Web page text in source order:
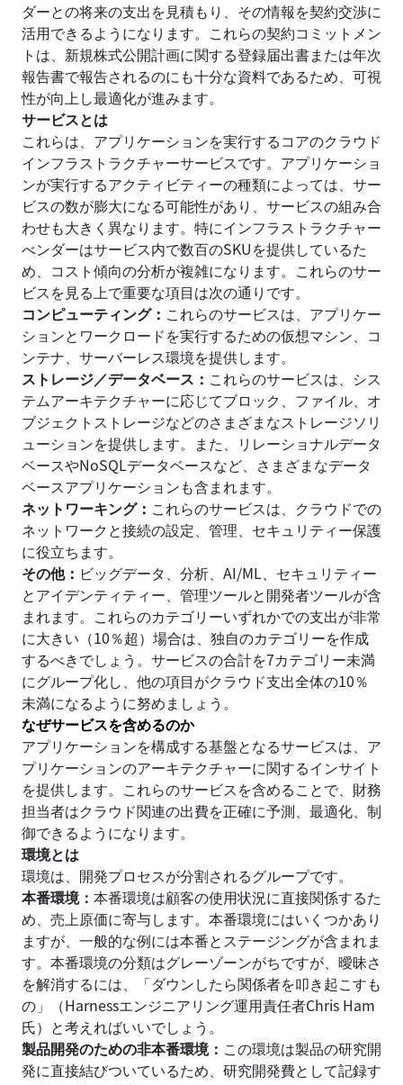
ダーとの将来の支出を見積もり、その情報を契約交渉に
活用できるようになります。これらの契約コミットメン
トは、新規株式公開計画に関する登録届出書または年次
報告書で報告されるのにも十分な資料であるため、可視
性が向上し最適化が進みます。
‍サービスとは
これらは、アプリケーションを実行するコアのクラウド
インフラストラクチャーサービスです。アプリケーショ
ンが実行するアクティビティーの種類によっては、サー
ビスの数が膨大になる可能性があり、サービスの組み合
わせも大きく異なります。特にインフラストラクチャー
べンダーはサービス内で数百のSKUを提供しているた
め、コスト傾向の分析が複雑になります。これらのサー
ビスを見る上で重要な項目は次の通りです。
コンピューティング： これらのサービスは、アプリケー
ションとワークロードを実行するための仮想マシン、コ
ンテナ、サーバーレス環境を提供します。
ストレージ／データベース ： これらのサービスは、シス
テムアーキテクチャーに応じてブロック、ファイル、オ
ブジェクトストレージなどのさまざまなストレージソリ
ューションを提供します。また、リレーショナルデータ
ベースやNoSQLデータベースなど、さまざまなデータ
ベースアプリケーションも含まれます。
ネットワーキング： これらのサービスは、クラウドでの
ネットワークと接続の設定、管理、セキュリティー保護
に役立ちます。
その他： ビッグデータ、分析、AI/ML、セキュリティー
とアイデンティティー、管理ツールと開発者ツールが含
まれます。これらのカテゴリーいずれかでの支出が非常
に大きい（10％超）場合は、独自のカテゴリーを作成
するべきでしょう。サービスの合計を7カテゴリー未満
にグループ化し、他の項目がクラウド支出全体の10％
未満になるように努めましょう。
なぜサービスを含めるのか
アプリケーションを構成する基盤となるサービスは、ア
プリケーションのアーキテクチャーに関するインサイト
を提供します。これらのサービスを含めることで、財務
担当者はクラウド関連の出費を正確に予測、最適化、制
御できるようになります。
環境とは
環境は、開発プロセスが分割されるグループです。
本番環境： 本番環境は顧客の使用状況に直接関係するた
め、売上原価に寄与します。本番環境にはいくつかあり
ますが、一般的な例には本番とステージングが含まれま
す。本番環境の分類はグレーゾーンがちですが、曖昧さ
を解消するには、「ダウンしたら関係者を叩き起こすも
の」（Harnessエンジニアリング運用責任者Chris Ham
氏）と考えればいいでしょう。
製品開発のための非本番環境： この環境は製品の研究開
発に直接結びついているため、研究開発費として記録す